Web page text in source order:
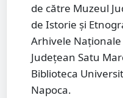
de către Muzeul
de Istorie și
Arhivele
Județean Satu
Biblioteca
Napoca.